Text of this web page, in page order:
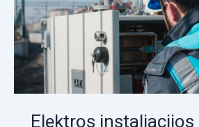
Elektros instaliacijos
namuose
ar
biure